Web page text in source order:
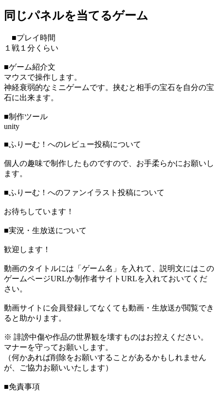
同じパネルを当てるゲーム
■プレイ時間
１戦１分くらい
■ゲーム紹介文
マウスで操作します。
神経衰弱的なミニゲームです。挟むと相手の宝石を自分の宝
石に出来ます。
■制作ツール
unity
■ふりーむ！へのレビュー投稿について
個人の趣味で制作したものですので、お手柔らかにお願いし
ます。
■ふりーむ！へのファンイラスト投稿について
お待ちしています！
■実況・生放送について
歓迎します！
動画のタイトルには「ゲーム名」を入れて、説明文にはこの
ゲームページURLか制作者サイトURLを入れておいてくだ
さい。
動画サイトに会員登録してなくても動画・生放送が閲覧でき
ると助かります。
※ 誹謗中傷や作品の世界観を壊すものはお控えください。
マナーを守ってお願いします。
（何かあれば削除をお願いすることがあるかもしれません
が、ご協力お願いいたします）
■免責事項